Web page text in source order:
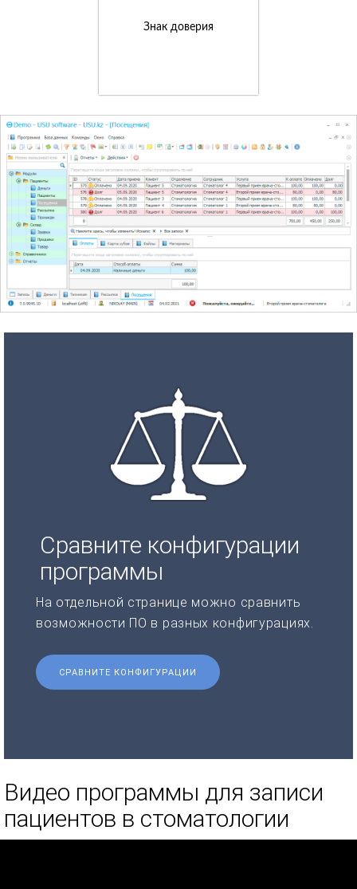
Знак доверия
Сравните конфигурации
программы
На отдельной странице можно сравнить
возможности ПО в разных конфигурациях.
СРАВНИТЕ КОНФИГУРАЦИИ
Видео программы для записи
пациентов в стоматологии